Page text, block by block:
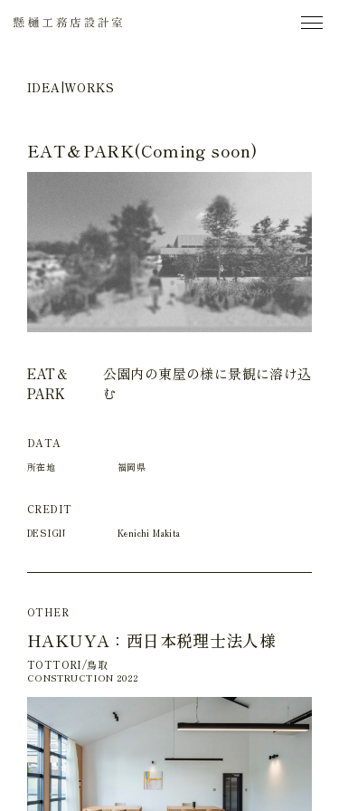
IDEA|WORKS
EAT＆PARK(Coming soon)
EAT＆
PARK
公園内の東屋の様に景観に溶け込
む
DATA
所在地 福岡県
CREDIT
DESIGN Kenichi Makita
OTHER
HAKUYA：西日本税理士法人様
TOTTORI/鳥取
CONSTRUCTION 2022